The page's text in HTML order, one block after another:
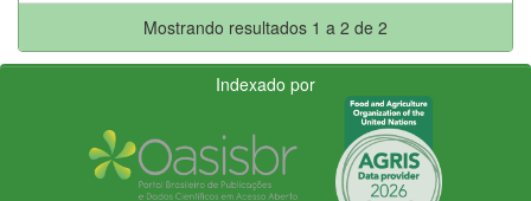
Mostrando resultados 1 a 2 de 2
Indexado por